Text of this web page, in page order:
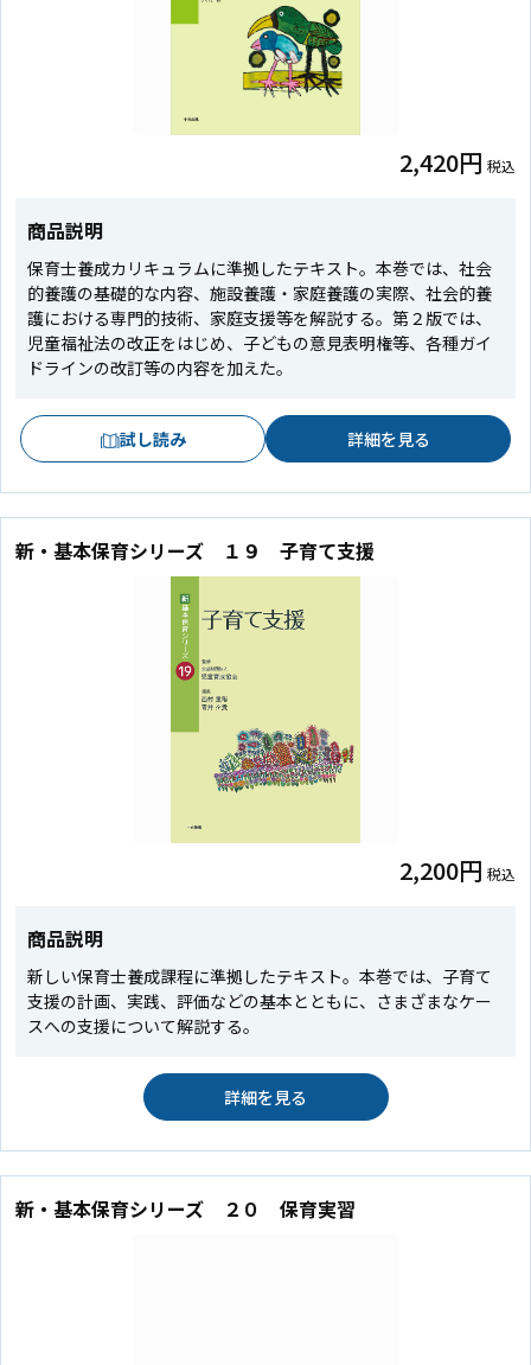
2,420円 税込
商品説明
保育士養成カリキュラムに準拠したテキスト。本巻では、社会
的養護の基礎的な内容、施設養護・家庭養護の実際、社会的養
護における専門的技術、家庭支援等を解説する。第２版では、
児童福祉法の改正をはじめ、子どもの意見表明権等、各種ガイ
ドラインの改訂等の内容を加えた。
試し読み 詳細を見る
新・基本保育シリーズ １９ 子育て支援
2,200円 税込
商品説明
新しい保育士養成課程に準拠したテキスト。本巻では、子育て
支援の計画、実践、評価などの基本とともに、さまざまなケー
スへの支援について解説する。
詳細を見る
新・基本保育シリーズ ２０ 保育実習